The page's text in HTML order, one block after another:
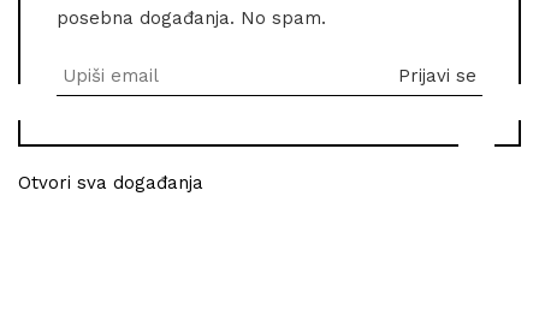
posebna događanja. No spam.
Otvori sva događanja